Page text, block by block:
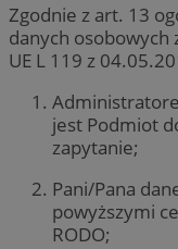
Zgodnie z art. 13
danych osobowych
UE L 119 z
jest Podmiot
zapytanie;
Pani/Pana
powyższymi
RODO;